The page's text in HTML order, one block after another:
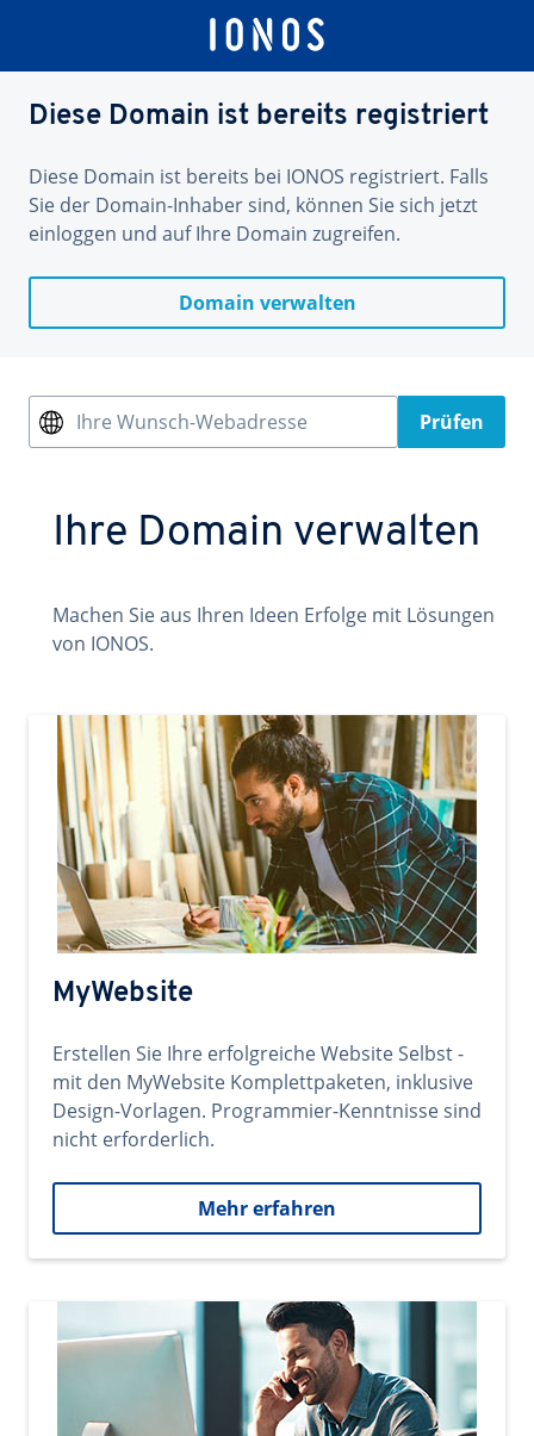
Diese Domain ist bereits registriert
Diese Domain ist bereits bei IONOS registriert. Falls
Sie der Domain-Inhaber sind, können Sie sich jetzt
einloggen und auf Ihre Domain zugreifen.
Domain verwalten
Ihre Wunsch-Webadresse Prüfen
Ihre Domain verwalten
Machen Sie aus Ihren Ideen Erfolge mit Lösungen
von IONOS.
MyWebsite
Erstellen Sie Ihre erfolgreiche Website Selbst -
mit den MyWebsite Komplettpaketen, inklusive
Design-Vorlagen. Programmier-Kenntnisse sind
nicht erforderlich.
Mehr erfahren